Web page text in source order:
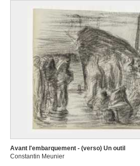
Avant l'embarquement - (verso) Un outil
Constantin Meunier